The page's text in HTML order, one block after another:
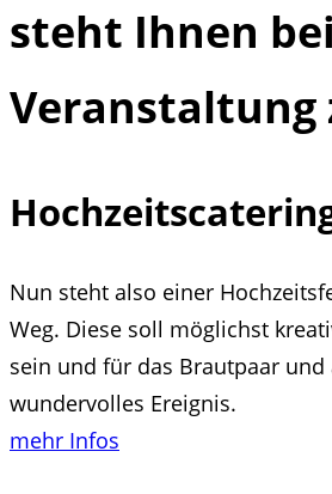
steht Ihnen
Veranstaltung
Nun steht also einer
Weg. Diese soll möglichst
sein und für das Brautpaar und
wundervolles Ereignis.
mehr Infos